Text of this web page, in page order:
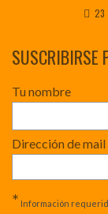
23
SUSCRIBIRSE
Tu nombre
Dirección de mail
* Información